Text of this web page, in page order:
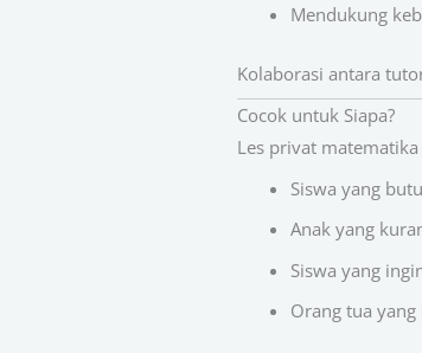
Mendukung
Kolaborasi antara
Cocok untuk Siapa?
Les privat
Siswa yang
Anak yang
Siswa yang
Orang tua